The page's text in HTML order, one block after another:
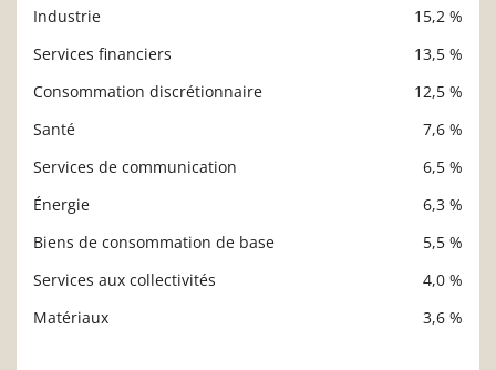
Industrie
15,2 %
Services financiers
13,5 %
Consommation discrétionnaire
12,5 %
Santé
7,6 %
Services de communication
6,5 %
Énergie
6,3 %
Biens de consommation de base
5,5 %
Services aux collectivités
4,0 %
Matériaux
3,6 %